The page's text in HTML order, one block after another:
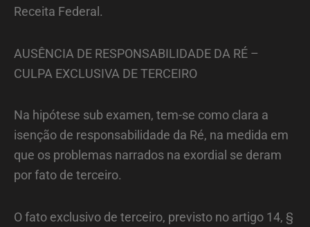
Receita Federal.
AUSÊNCIA DE RESPONSABILIDADE DA RÉ –
CULPA EXCLUSIVA DE TERCEIRO
Na hipótese sub examen, tem-se como clara a
isenção de responsabilidade da Ré, na medida em
que os problemas narrados na exordial se deram
por fato de terceiro.
O fato exclusivo de terceiro, previsto no artigo 14, §